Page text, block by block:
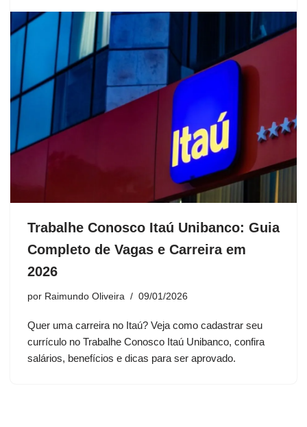
Trabalhe Conosco Itaú Unibanco: Guia
Completo de Vagas e Carreira em
2026
por Raimundo Oliveira 09/01/2026
Quer uma carreira no Itaú? Veja como cadastrar seu
currículo no Trabalhe Conosco Itaú Unibanco, confira
salários, benefícios e dicas para ser aprovado.